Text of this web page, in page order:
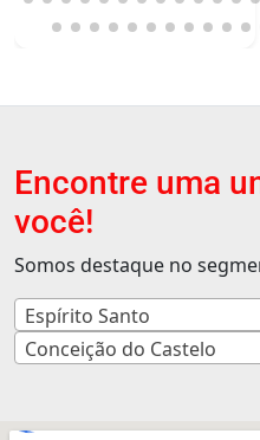
Encontre uma
você!
Somos destaque no
Espírito Santo
Conceição do Castelo